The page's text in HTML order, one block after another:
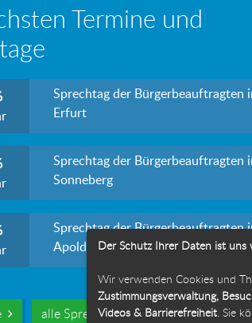
Termine und
Sprechtag der Bürgerbeauftragten
Erfurt
Sprechtag der Bürgerbeauftragten
Sonneberg
Sprechtag der Bürgerbeauftragten
Apolda
alle Sprechtage
Der Schutz Ihrer Daten ist uns
Wir verwenden Cookies und
Zustimmungsverwaltung,
Videos & Barrierefreiheit. Sie